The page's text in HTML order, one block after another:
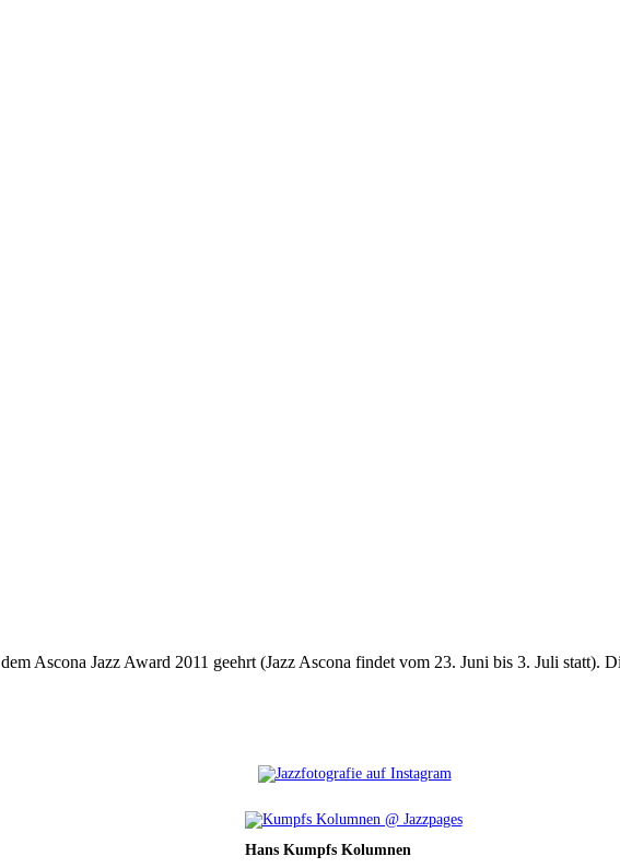
Ascona Jazz Award 2011 geehrt (Jazz Ascona findet vom 23. Juni bis 3. Juli statt).
Hans Kumpfs Kolumnen